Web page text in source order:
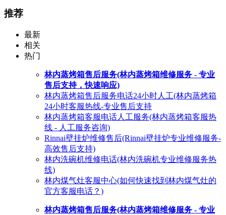
推荐
最新
相关
热门
林内蒸烤箱售后服务(林内蒸烤箱维修服务 - 专业
售后支持，快速响应)
林内蒸烤箱售后服务电话24小时人工(林内蒸烤箱
24小时客服热线-专业售后支持
林内蒸烤箱客服电话人工服务(林内蒸烤箱客服热
线 - 人工服务咨询)
Rinnai壁挂炉维修售后(Rinnai壁挂炉专业维修服务-
高效售后支持)
林内洗碗机维修电话(林内洗碗机专业维修服务热
线)
林内煤气灶客服中心(如何快速找到林内煤气灶的
官方客服电话？)
林内蒸烤箱售后服务(林内蒸烤箱维修服务 - 专业